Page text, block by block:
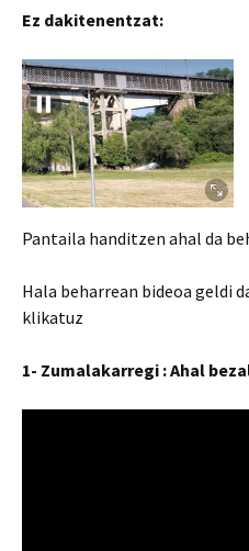
Ez dakitenentzat:
Pantaila handitzen ahal da
Hala beharrean bideoa geldi
klikatuz
1- Zumalakarregi : Ahal